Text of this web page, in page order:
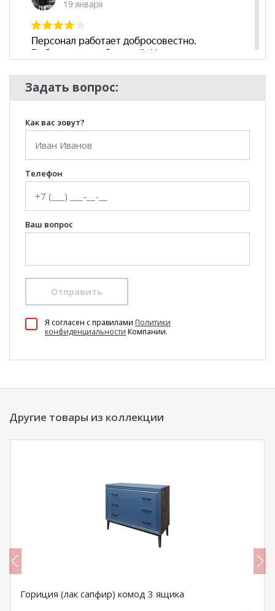
Задать вопрос:
Как вас зовут?
Телефон
Ваш вопрос
Отправить
Я согласен c правилами Политики
конфиденциальности Компании.
Другие товары из коллекции
Гориция (лак сапфир) комод 3 ящика